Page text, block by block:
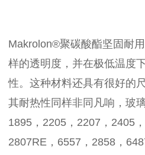
Makrolon®聚碳酸酯坚固耐
样的透明度，并在极低温度
性。这种材料还具有很好的
其耐热性同样非同凡响，玻
1895，2205，2207，2405
2807RE，6557，2858，